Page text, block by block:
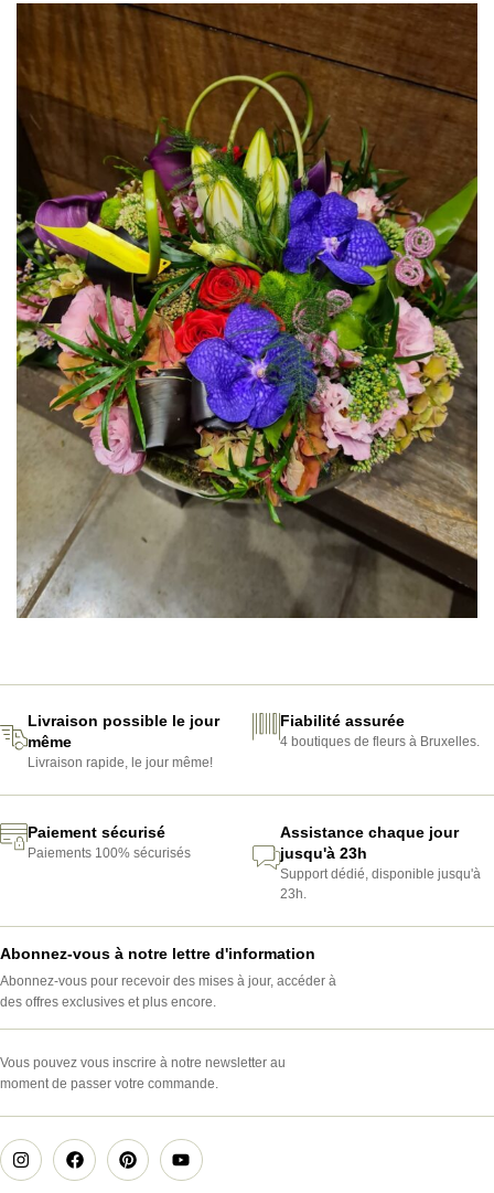
Livraison possible le jour
même
Livraison rapide, le jour même!
Fiabilité assurée
4 boutiques de fleurs à Bruxelles.
Paiement sécurisé
Paiements 100% sécurisés
Assistance chaque jour
jusqu'à 23h
Support dédié, disponible jusqu'à
23h.
Abonnez-vous à notre lettre d'information
Abonnez-vous pour recevoir des mises à jour, accéder à
des offres exclusives et plus encore.
Vous pouvez vous inscrire à notre newsletter au
moment de passer votre commande.